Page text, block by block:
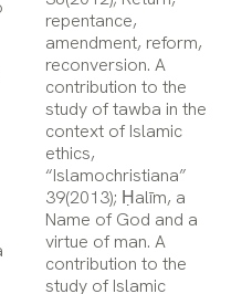
repentance,
amendment, reform,
reconversion. A
contribution to the
study of tawba in the
context of Islamic
ethics,
“Islamochristiana”
39(2013); Ḥalīm, a
Name of God and a
virtue of man. A
contribution to the
study of Islamic